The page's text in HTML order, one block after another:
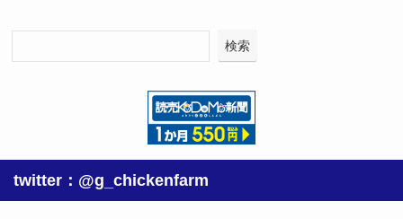
検索
twitter：@g_chickenfarm